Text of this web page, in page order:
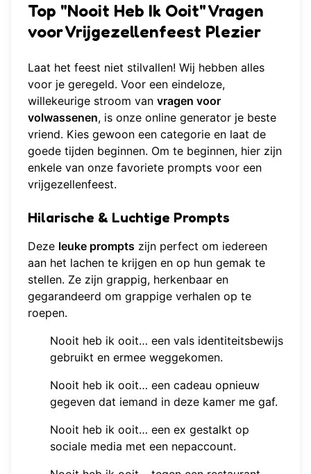
Top "Nooit Heb Ik Ooit" Vragen
voor Vrijgezellenfeest Plezier
Laat het feest niet stilvallen! Wij hebben alles
voor je geregeld. Voor een eindeloze,
willekeurige stroom van vragen voor
volwassenen, is onze online generator je beste
vriend. Kies gewoon een categorie en laat de
goede tijden beginnen. Om te beginnen, hier zijn
enkele van onze favoriete prompts voor een
vrijgezellenfeest.
Hilarische & Luchtige Prompts
Deze leuke prompts zijn perfect om iedereen
aan het lachen te krijgen en op hun gemak te
stellen. Ze zijn grappig, herkenbaar en
gegarandeerd om grappige verhalen op te
roepen.
Nooit heb ik ooit… een vals identiteitsbewijs
gebruikt en ermee weggekomen.
Nooit heb ik ooit… een cadeau opnieuw
gegeven dat iemand in deze kamer me gaf.
Nooit heb ik ooit… een ex gestalkt op
sociale media met een nepaccount.